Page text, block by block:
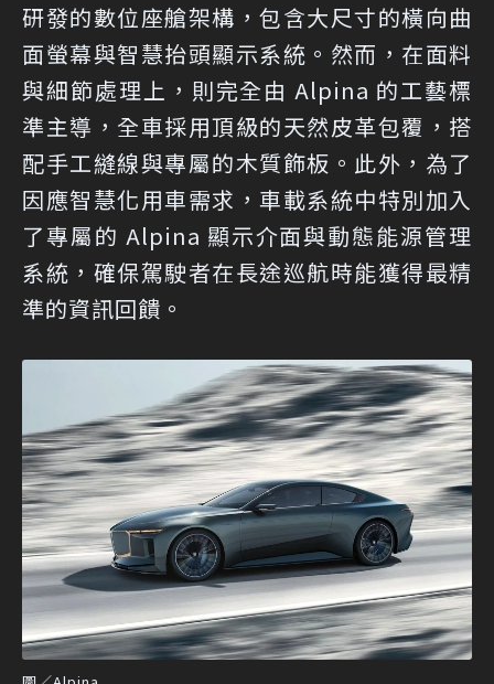
研發的數位座艙架構，包含大尺寸的橫向曲
面螢幕與智慧抬頭顯示系統。然而，在面料
與細節處理上，則完全由 Alpina 的工藝標
準主導，全車採用頂級的天然皮革包覆，搭
配手工縫線與專屬的木質飾板。此外，為了
因應智慧化用車需求，車載系統中特別加入
了專屬的 Alpina 顯示介面與動態能源管理
系統，確保駕駛者在長途巡航時能獲得最精
準的資訊回饋。